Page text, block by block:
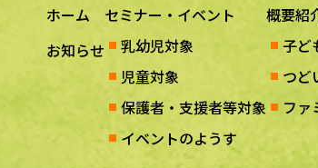
ホーム
お知らせ
セミナー・イベント
乳幼児対象
児童対象
保護者・支援者等対象
イベントのようす
概要紹
子ど
つど
ファ